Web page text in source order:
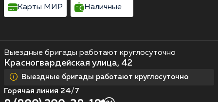
Выездные бригады работают круглосуточно
Красногвардейская улица, 42
Выездные бригады работают круглосуточно
Горячая линия 24/7
Карты МИР Наличные